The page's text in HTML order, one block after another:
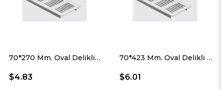
70*270 Mm. Oval Delikli Alüminyum Havalandırma Menfezi
$4.83
70*423 Mm. Oval Delikli Alüminyum Havalandırma Menfezi
$6.01